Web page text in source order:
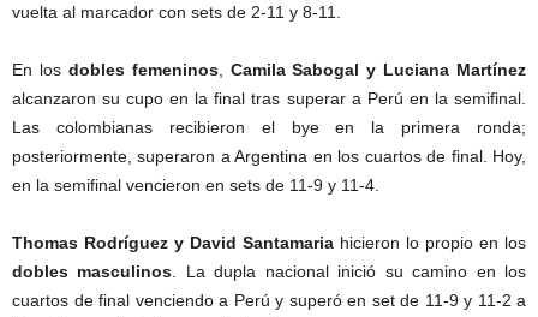
vuelta al marcador con sets de 2-11 y 8-11.
En los dobles femeninos,
Camila Sabogal y Luciana Martínez
alcanzaron su cupo en la final tras superar a Perú en la semifinal.
Las colombianas recibieron el bye en la primera ronda;
posteriormente, superaron a Argentina en los cuartos de final. Hoy,
en la semifinal vencieron en sets de 11-9 y 11-4.
Thomas Rodríguez y David Santamaria hicieron lo propio en los
dobles masculinos . La dupla nacional inició su camino en los
cuartos de final venciendo a Perú y superó en set de 11-9 y 11-2 a